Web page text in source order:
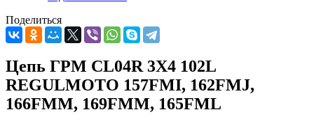
Поделиться
Цепь ГРМ CL04R 3X4 102L
REGULMOTO 157FMI, 162FMJ,
166FMM, 169FMM, 165FML